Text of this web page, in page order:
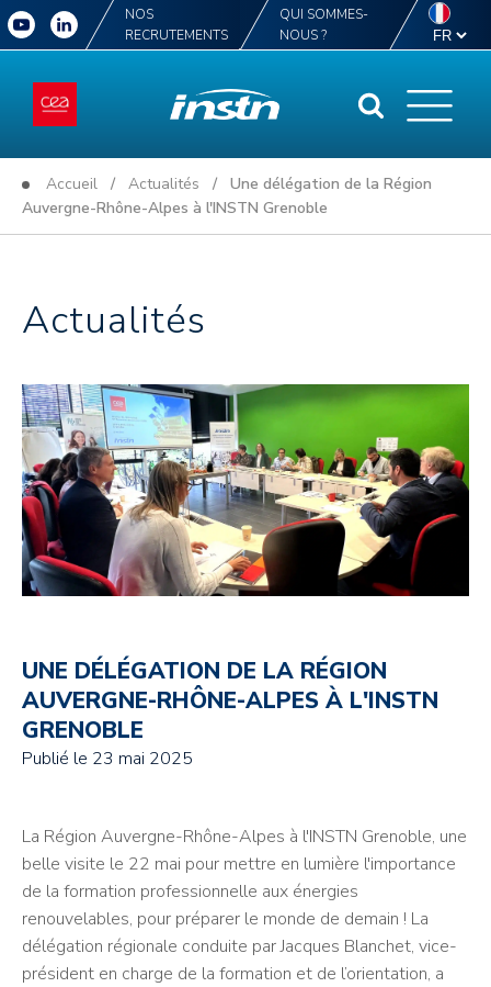
NOS
RECRUTEMENTS
QUI SOMMES-
NOUS ?
Accueil / Actualités / Une délégation de la Région
Auvergne-Rhône-Alpes à l'INSTN Grenoble
Actualités
UNE DÉLÉGATION DE LA RÉGION
AUVERGNE-RHÔNE-ALPES À L'INSTN
GRENOBLE
Publié le 23 mai 2025
La Région Auvergne-Rhône-Alpes à l'INSTN Grenoble, une
belle visite le 22 mai pour mettre en lumière l'importance
de la formation professionnelle aux énergies
renouvelables, pour préparer le monde de demain ! La
délégation régionale conduite parJacques Blanchet, vice-
président en charge de la formation et de l’orientation, a